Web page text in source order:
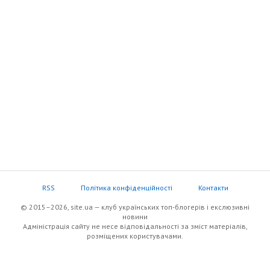
RSS Політика конфіденційності Контакти
© 2015–2026, site.ua — клуб українських топ-блогерів i екслюзивнi
новини
Адміністрація сайту не несе відповідальності за зміст матеріалів,
розміщених користувачами.